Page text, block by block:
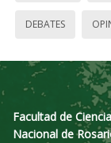
DEBATES
Facultad de
Nacional de